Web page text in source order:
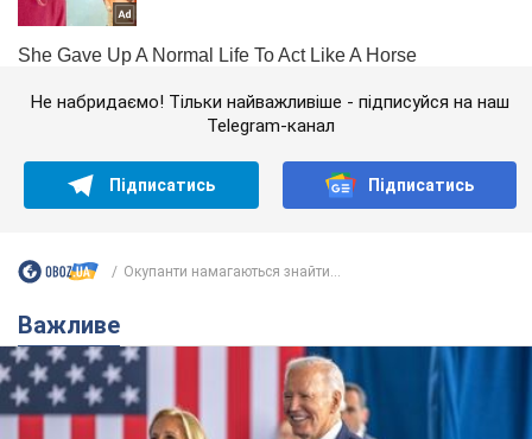
Не набридаємо! Тільки найважливіше - підписуйся на наш
Telegram-канал
Підписатись Підписатись
Окупанти намагаються знайти...
Важливе